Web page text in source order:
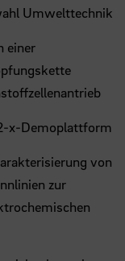
Umwelttechnik
einer
x-Demoplattform
von
zur